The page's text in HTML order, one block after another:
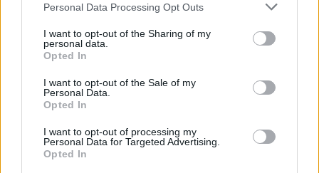
Personal Data Processing Opt Outs
I want to opt-out of the Sharing of my
personal data.
Opted In
I want to opt-out of the Sale of my
Personal Data.
Opted In
I want to opt-out of processing my
Personal Data for Targeted Advertising.
Opted In
vendéglátósok a gyanútlan turistákat.
Veszprém és a jó dolgok
A Holtszezon Irodalmi Fesztivál kapcsán
érdemes megvizsgálni, mennyit változott